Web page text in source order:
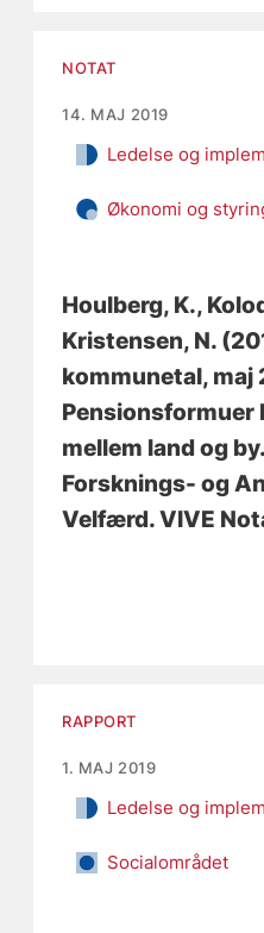
NOTAT
14. MAJ 2019
Ledelse og
Økonomi og
Houlberg, K.,
Kristensen, N.
kommunetal, maj
Pensionsformuer
mellem land og by
Forsknings- og
Velfærd. VIVE
RAPPORT
1. MAJ 2019
Ledelse og
Socialområdet